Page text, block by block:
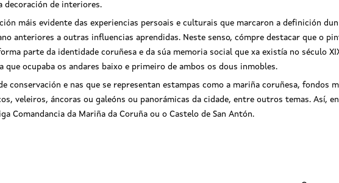
decoración de interiores.
máis evidente das experiencias persoais e culturais que marcaron a definición
anteriores a outras influencias aprendidas. Neste senso, cómpre destacar que o
parte da identidade coruñesa e da súa memoria social que xa existía no século
ocupaba os andares baixo e primeiro de ambos os dous inmobles.
conservación e nas que se representan estampas como a mariña coruñesa, fondos
veleiros, áncoras ou galeóns ou panorámicas da cidade, entre outros temas. Así,
Comandancia da Mariña da Coruña ou o Castelo de San Antón.